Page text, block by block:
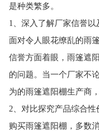
是种类繁多。
1、深入了解厂家信誉以
面对令人眼花缭乱的雨
信誉方面着眼，雨篷遮
的问题。当一个厂家不
为的雨篷遮阳棚生产商
2、对比探究产品综合性
购买雨篷遮阳棚，多数